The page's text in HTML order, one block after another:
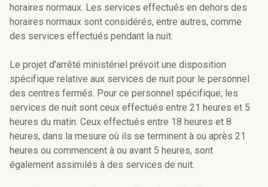
horaires normaux. Les services effectués en dehors des
horaires normaux sont considérés, entre autres, comme
des services effectués pendant la nuit.
Le projet d'arrêté ministériel prévoit une disposition
spécifique relative aux services de nuit pour le personnel
des centres fermés. Pour ce personnel spécifique, les
services de nuit sont ceux effectués entre 21 heures et 5
heures du matin. Ceux effectués entre 18 heures et 8
heures, dans la mesure où ils se terminent à ou après 21
heures ou commencent à ou avant 5 heures, sont
également assimilés à des services de nuit.